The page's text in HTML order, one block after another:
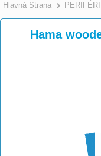
Hlavná Strana
Hama